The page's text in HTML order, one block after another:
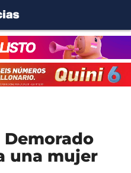
Demorado
una mujer